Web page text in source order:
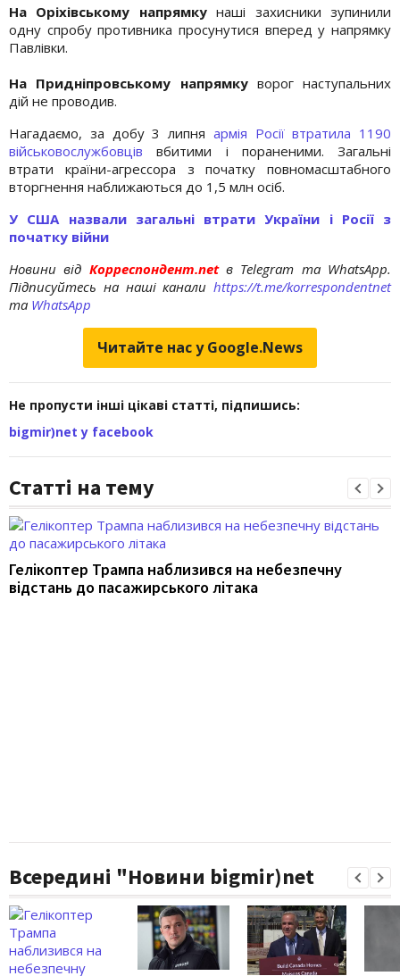
На Оріхівському напрямкунаші захисники зупинили
одну спробу противника просунутися вперед у напрямку
Павлівки.
На Придніпровському напрямку ворог наступальних
дій не проводив.
Нагадаємо, за добу 3 липня армія Росії втратила 1190
військовослужбовців вбитими і пораненими. Загальні
втрати країни-агрессора з початку повномасштабного
вторгнення наближаються до 1,5 млн осіб.
У США назвали загальні втрати України і Росії з
початку війни
Новини від Корреспондент.netв Telegram та WhatsApp.
Підписуйтесь на наші канали https://t.me/korrespondentnet
та WhatsApp
Читайте нас у Google.News
Не пропусти інші цікаві статті, підпишись:
bigmir)net у facebook
Статті на тему
Гелікоптер Трампа наблизився на небезпечну
відстань до пасажирського літака
Всередині "Новини bigmir)net